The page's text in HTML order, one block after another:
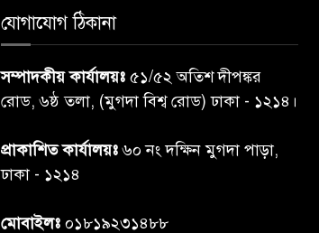
যোগাযোগ ঠিকানা
সম্পাদকীয় কার্যালয়ঃ ৫১/৫২ অতিশ দীপঙ্কর
রোড, ৬ষ্ঠ তলা, (মুগদা বিশ্ব রোড) ঢাকা - ১২১৪।
প্রাকাশিত কার্যালয়ঃ৬০ নং দক্ষিন মুগদা পাড়া,
ঢাকা - ১২১৪
মোবাইলঃ ০১৮১৯২৩১৪৮৮